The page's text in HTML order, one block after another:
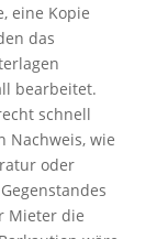
eine Kopie
das
bearbeitet.
schnell
Nachweis, wie
oder
Mieter die